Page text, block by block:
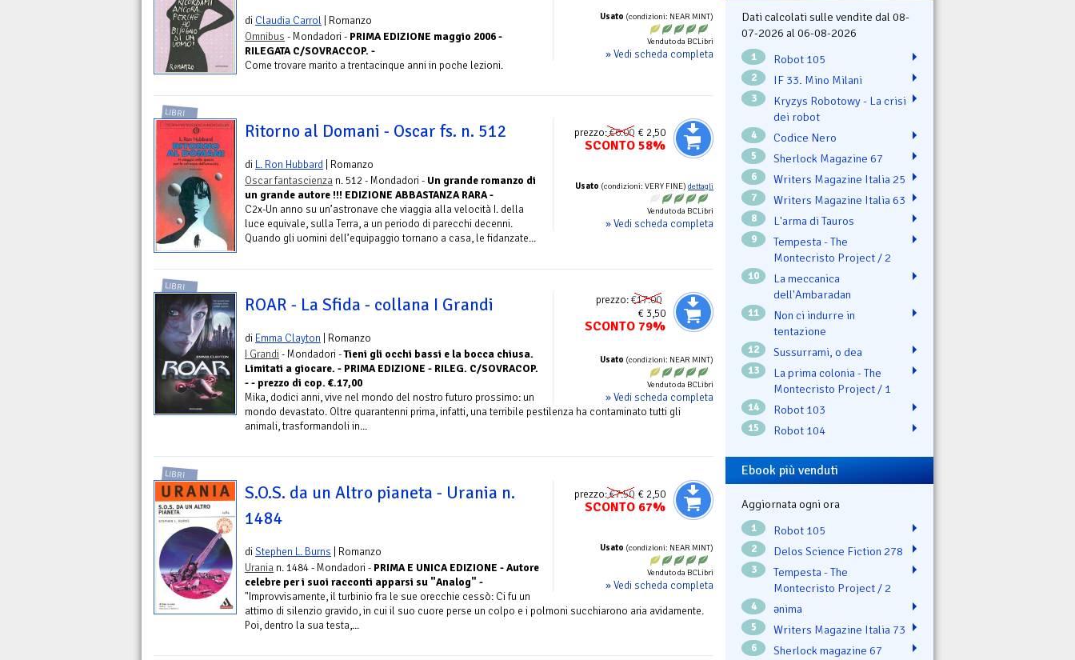
Usato (condizioni: NEAR MINT)
Venduto da BCLibri
» Vedi scheda completa
di Claudia Carrol | Romanzo
Omnibus - Mondadori - PRIMA EDIZIONE maggio 2006 -
RILEGATA C/SOVRACCOP. -
Come trovare marito a trentacinque anni in poche lezioni.
prezzo:€6.00 € 2,50
SCONTO 58%
Usato (condizioni: VERY FINE) dettagli
Venduto da BCLibri
» Vedi scheda completa
LIBRI
Ritorno al Domani - Oscar fs. n. 512
di L. Ron Hubbard | Romanzo
Oscar fantascienza n. 512 - Mondadori - Un grande romanzo di
un grande autore !!! EDIZIONE ABBASTANZA RARA -
C2x-Un anno su un’astronave che viaggia alla velocità I. della
luce equivale, sulla Terra, a un periodo di parecchi decenni.
Quando gli uomini dell’equipaggio tornano a casa, le fidanzate...
prezzo:€17.00
€ 3,50
SCONTO 79%
Usato (condizioni: NEAR MINT)
Venduto da BCLibri
» Vedi scheda completa
LIBRI
ROAR - La Sfida - collana I Grandi
di Emma Clayton | Romanzo
I Grandi - Mondadori -Tieni gli occhi bassi e la bocca chiusa.
Limitati a giocare. - PRIMA EDIZIONE - RILEG. C/SOVRACOP.
- - prezzo di cop. €.17,00
Mika, dodici anni, vive nel mondo del nostro futuro prossimo: un
mondo devastato. Oltre quarantenni prima, infatti, una terribile pestilenza ha contaminato tutti gli
animali, trasformandoli in...
prezzo:€7.50 € 2,50
SCONTO 67%
Usato (condizioni: NEAR MINT)
Venduto da BCLibri
» Vedi scheda completa
LIBRI
S.O.S. da un Altro pianeta - Urania n.
1484
diStephen L. Burns | Romanzo
Urania n. 1484 - Mondadori - PRIMA E UNICA EDIZIONE - Autore
celebre per i suoi racconti apparsi su "Analog" -
"Improvvisamente, il turbinio fra le sue orecchie cessò: Ci fu un
attimo di silenzio gravido, in cui il suo cuore perse un colpo e i polmoni succhiarono aria avidamente.
Poi, dentro la sua testa,...
Dati calcolati sulle vendite dal 08-
07-2026 al 06-08-2026
1 Robot 105
2 IF 33. Mino Milani
3
Kryzys Robotowy - La crisi
dei robot
4 Codice Nero
5 Sherlock Magazine 67
6 Writers Magazine Italia 25
7 Writers Magazine Italia 63
8 L'arma di Tauros
9
Tempesta - The
Montecristo Project / 2
10
La meccanica
dell'Ambaradan
11
Non ci indurre in
tentazione
12 Sussurrami, o dea
13
La prima colonia - The
Montecristo Project / 1
14 Robot 103
15 Robot 104
Ebook più venduti
Aggiornata ogni ora
1 Robot 105
2 Delos Science Fiction 278
3
Tempesta - The
Montecristo Project / 2
4 ənima
5 Writers Magazine Italia 73
6 Sherlock magazine 67